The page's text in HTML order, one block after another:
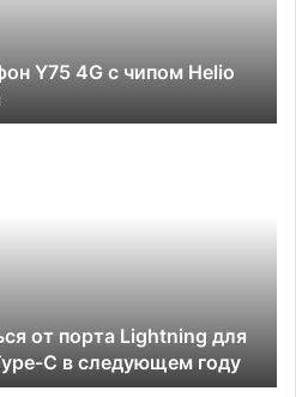
Y75 4G с чипом Helio
от порта Lightning для
C в следующем году